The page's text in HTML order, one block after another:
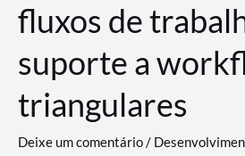
fluxos de
suporte a
triangulares
Deixe um comentário/